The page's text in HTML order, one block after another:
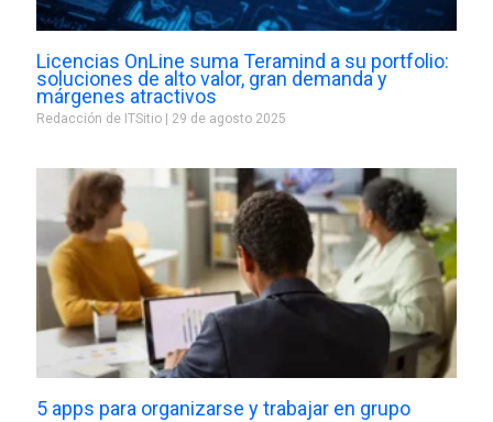
Licencias OnLine suma Teramind a su portfolio:
soluciones de alto valor, gran demanda y
márgenes atractivos
Redacción de ITSitio 29 de agosto 2025
5 apps para organizarse y trabajar en grupo